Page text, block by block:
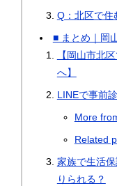
Q：北区で住
■ まとめ｜岡
【岡山市北
へ】
LINEで事前
More
Related
家族で生活
りられる？